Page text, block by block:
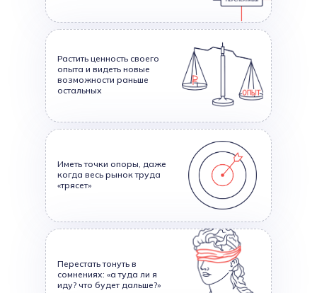
Иметь точки опоры, даже
когда весь рынок труда
«трясет»
Растить ценность своего
опыта и видеть новые
возможности раньше
остальных
Перестать тонуть в
сомнениях: «а туда ли я
иду? что будет дальше?»